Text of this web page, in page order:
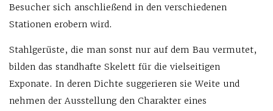
Besucher sich anschließend in den verschiedenen
Stationen erobern wird.
Stahlgerüste, die man sonst nur auf dem Bau vermutet,
bilden das standhafte Skelett für die vielseitigen
Exponate. In deren Dichte suggerieren sie Weite und
nehmen der Ausstellung den Charakter eines